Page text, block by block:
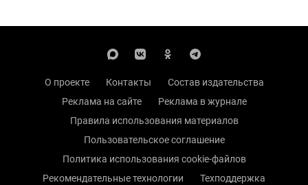
О проекте Контакты
Состав издательства
Реклама на сайте
Реклама в журнале
Правила использования материалов
Пользовательское соглашение
Политика использования cookie-файлов
Рекомендательные технологии
Техподдержка